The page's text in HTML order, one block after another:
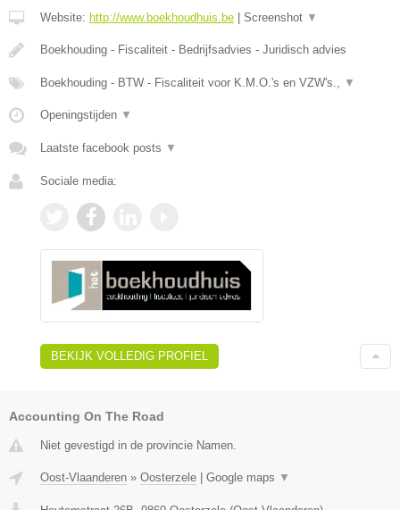
Website: http://www.boekhoudhuis.be Screenshot ▼
Boekhouding - Fiscaliteit - Bedrijfsadvies - Juridisch advies
Boekhouding - BTW - Fiscaliteit voor K.M.O.'s en VZW's., ▼
Openingstijden ▼
Laatste facebook posts ▼
Sociale media:
BEKIJK VOLLEDIG PROFIEL
Accounting On The Road
Niet gevestigd in de provincie Namen.
Oost-Vlaanderen » Oosterzele Google maps ▼